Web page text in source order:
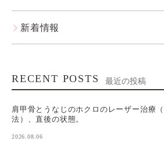
新着情報
RECENT POSTS 最近の投稿
肩甲骨とうなじのホクロのレーザー治療
法）、直後の状態。
2026.08.06